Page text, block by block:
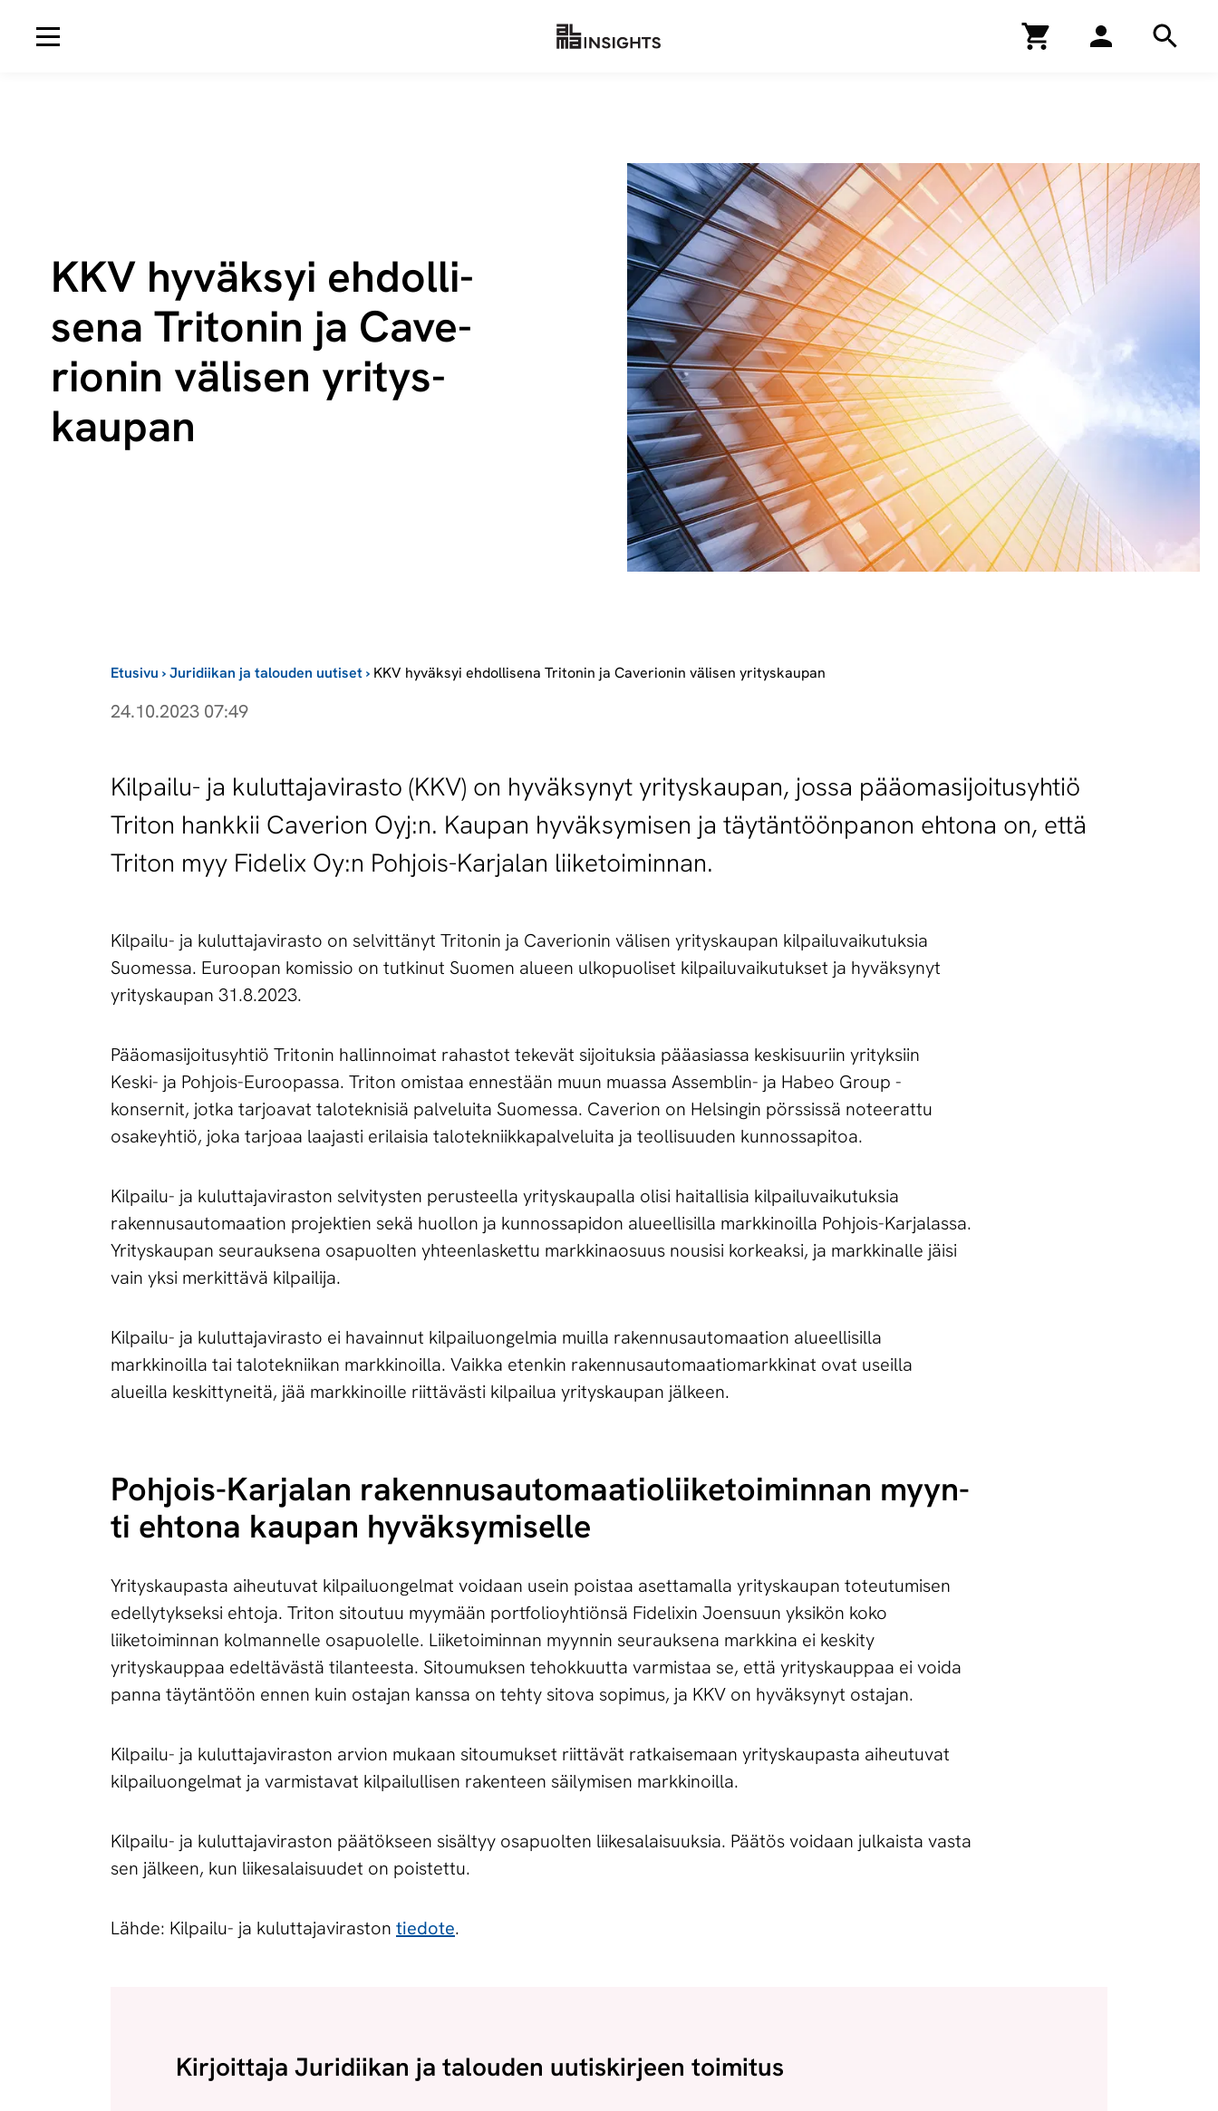
KKV hy­väk­syi eh­dol­li­
se­na Tri­to­nin ja Ca­ve­
rio­nin vä­li­sen yri­tys­
kau­pan
Etusivu ›Juridiikan ja talouden uutiset› KKV hy­väk­syi eh­dol­li­se­na Tri­to­nin ja Ca­ve­rio­nin vä­li­sen yri­tys­kau­pan
24.10.2023 07:49
Kilpailu- ja kuluttajavirasto (KKV) on hyväksynyt yrityskaupan, jossa pääomasijoitusyhtiö
Triton hankkii Caverion Oyj:n. Kaupan hyväksymisen ja täytäntöönpanon ehtona on, että
Triton myy Fidelix Oy:n Pohjois-Karjalan liiketoiminnan.
Kilpailu- ja kuluttajavirasto on selvittänyt Tritonin ja Caverionin välisen yrityskaupan kilpailuvaikutuksia
Suomessa. Euroopan komissio on tutkinut Suomen alueen ulkopuoliset kilpailuvaikutukset ja hyväksynyt
yrityskaupan 31.8.2023.
Pääomasijoitusyhtiö Tritonin hallinnoimat rahastot tekevät sijoituksia pääasiassa keskisuuriin yrityksiin
Keski- ja Pohjois-Euroopassa. Triton omistaa ennestään muun muassa Assemblin- ja Habeo Group -
konsernit, jotka tarjoavat taloteknisiä palveluita Suomessa. Caverion on Helsingin pörssissä noteerattu
osakeyhtiö, joka tarjoaa laajasti erilaisia talotekniikkapalveluita ja teollisuuden kunnossapitoa.
Kilpailu- ja kuluttajaviraston selvitysten perusteella yrityskaupalla olisi haitallisia kilpailuvaikutuksia
rakennusautomaation projektien sekä huollon ja kunnossapidon alueellisilla markkinoilla Pohjois-Karjalassa.
Yrityskaupan seurauksena osapuolten yhteenlaskettu markkinaosuus nousisi korkeaksi, ja markkinalle jäisi
vain yksi merkittävä kilpailija.
Kilpailu- ja kuluttajavirasto ei havainnut kilpailuongelmia muilla rakennusautomaation alueellisilla
markkinoilla tai talotekniikan markkinoilla. Vaikka etenkin rakennusautomaatiomarkkinat ovat useilla
alueilla keskittyneitä, jää markkinoille riittävästi kilpailua yrityskaupan jälkeen.
Poh­jois-Kar­ja­lan ra­ken­nusau­to­maa­tio­lii­ke­toi­min­nan myyn­
ti eh­to­na kau­pan hy­väk­sy­mi­sel­le
Yrityskaupasta aiheutuvat kilpailuongelmat voidaan usein poistaa asettamalla yrityskaupan toteutumisen
edellytykseksi ehtoja. Triton sitoutuu myymään portfolioyhtiönsä Fidelixin Joensuun yksikön koko
liiketoiminnan kolmannelle osapuolelle. Liiketoiminnan myynnin seurauksena markkina ei keskity
yrityskauppaa edeltävästä tilanteesta. Sitoumuksen tehokkuutta varmistaa se, että yrityskauppaa ei voida
panna täytäntöön ennen kuin ostajan kanssa on tehty sitova sopimus, ja KKV on hyväksynyt ostajan.
Kilpailu- ja kuluttajaviraston arvion mukaan sitoumukset riittävät ratkaisemaan yrityskaupasta aiheutuvat
kilpailuongelmat ja varmistavat kilpailullisen rakenteen säilymisen markkinoilla.
Kilpailu- ja kuluttajaviraston päätökseen sisältyy osapuolten liikesalaisuuksia. Päätös voidaan julkaista vasta
sen jälkeen, kun liikesalaisuudet on poistettu.
Lähde: Kilpailu- ja kuluttajaviraston tiedote.
Kirjoittaja Juridiikan ja talouden uutiskirjeen toimitus